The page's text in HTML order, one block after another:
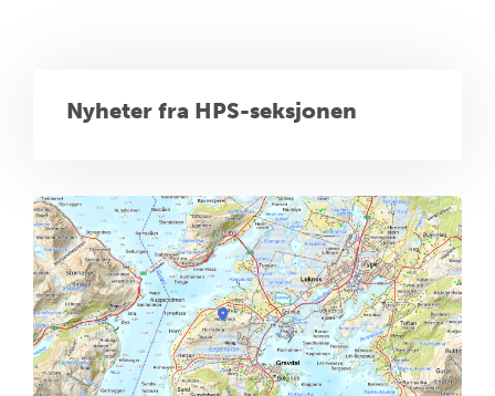
Nyheter fra HPS-seksjonen